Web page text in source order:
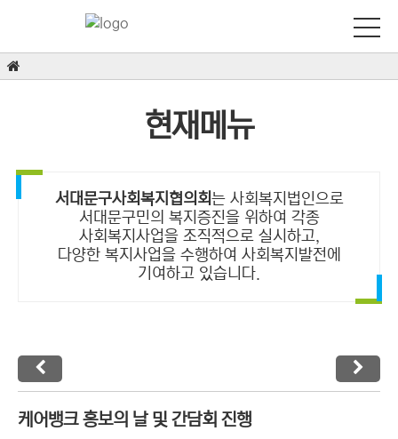
현재메뉴
서대문구사회복지협의회는 사회복지법인으로
서대문구민의 복지증진을 위하여 각종
사회복지사업을 조직적으로 실시하고,
다양한 복지사업을 수행하여 사회복지발전에
기여하고 있습니다.
케어뱅크 홍보의 날 및 간담회 진행